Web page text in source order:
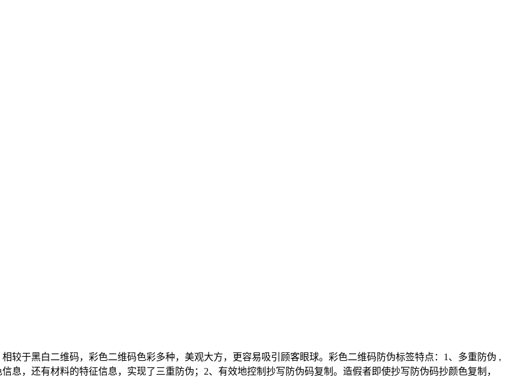
较于黑白二维码，彩色二维码色彩多种，美观大方，更容易吸引顾客眼球。彩色二维码防伪标签特点：1、多重防伪 ,
息，还有材料的特征信息，实现了三重防伪；2、有效地控制抄写防伪码复制。造假者即使抄写防伪码抄颜色复制，